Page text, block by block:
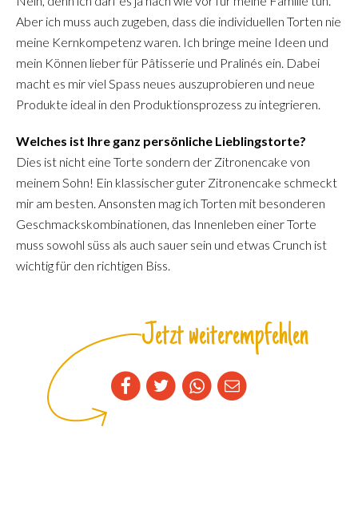
Aber ich muss auch zugeben, dass die individuellen Torten nie
meine Kernkompetenz waren. Ich bringe meine Ideen und
mein Können lieber für Pâtisserie und Pralinés ein. Dabei
macht es mir viel Spass neues auszuprobieren und neue
Produkte ideal in den Produktionsprozess zu integrieren.
Welches ist Ihre ganz persönliche Lieblingstorte?
Dies ist nicht eine Torte sondern der Zitronencake von
meinem Sohn! Ein klassischer guter Zitronencake schmeckt
mir am besten. Ansonsten mag ich Torten mit besonderen
Geschmackskombinationen, das Innenleben einer Torte
muss sowohl süss als auch sauer sein und etwas Crunch ist
wichtig für den richtigen Biss.
Jetzt weiterempfehlen